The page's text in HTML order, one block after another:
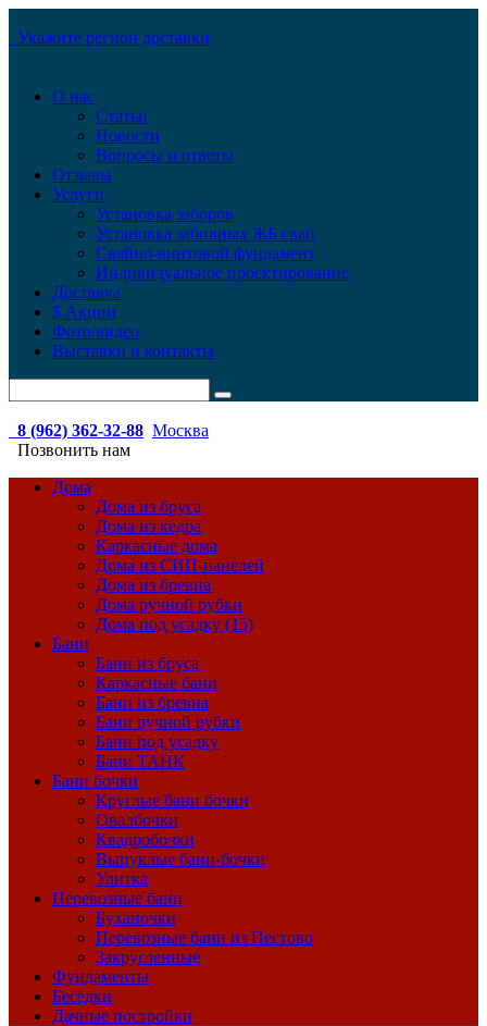
Укажите регион доставки
О нас
Статьи
Новости
Вопросы и ответы
Отзывы
Услуги
Установка заборов
Установка забивных ЖБ свай
Свайно-винтовой фундамент
Индивидуальное проектирование
Доставка
$ Акции
Фото/видео
Выставки и контакты
8 (962) 362-32-88 Москва
Позвонить нам
Дома
Дома из бруса
Дома из кедра
Каркасные дома
Дома из СИП-панелей
Дома из бревна
Дома ручной рубки
Дома под усадку (15)
Бани
Бани из бруса
Каркасные бани
Бани из бревна
Бани ручной рубки
Бани под усадку
Бани ТАНК
Бани бочки
Круглые бани бочки
Овалбочки
Квадробочки
Выпуклые бани-бочки
Улитка
Перевозные бани
Буханочки
Перевозные бани из Пестово
Закругленные
Фундаменты
Беседки
Дачные постройки